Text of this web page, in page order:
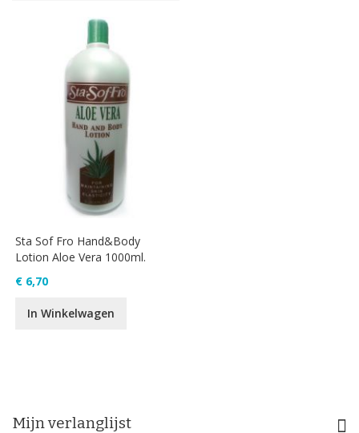
Sta Sof Fro Hand&Body
Lotion Aloe Vera 1000ml.
€ 6,70
In Winkelwagen
Mijn verlanglijst